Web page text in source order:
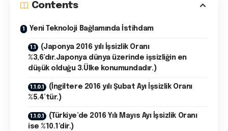
Contents
Yeni Teknoloji Bağlamında İstihdam
(Japonya 2016 yılı İşsizlik Oranı
%3,6’dır.Japonya dünya üzerinde işsizliğin en
düşük olduğu 3.Ülke konumundadır.)
(İngiltere 2016 yılı Şubat Ayı İşsizlik Oranı
%5.4’tür.)
(Türkiye’de 2016 Yılı Mayıs Ayı İşsizlik Oranı
ise %10.1’dir.)